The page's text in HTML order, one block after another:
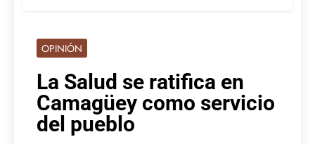
OPINIÓN
La Salud se ratifica en
Camagüey como servicio
del pueblo